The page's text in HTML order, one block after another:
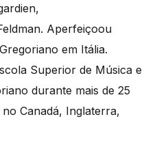
Aperfeiçoou
em Itália.
Superior de Música e
durante mais de 25
no Canadá, Inglaterra,